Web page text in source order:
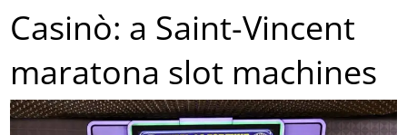
Casinò: a Saint-Vincent
maratona slot machines